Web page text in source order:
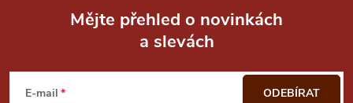
Mějte přehled o novinkách
a slevách
E-mail ODEBÍRAT